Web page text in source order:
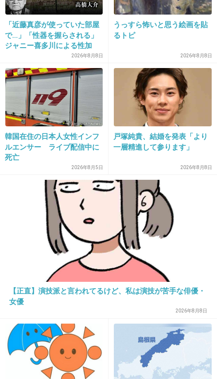
+178 -6
2013/10/16(水) 13:54:07
１枚目の中島の笑顔・・・精一杯さわやかにし
てるんだろうけど、やっぱり笑顔が不自然・・
29. 匿名 2013/10/16(水) 13:54:08
てっちゃん‼︎仕事選んで〜‼︎
+305
2013/10/16(水) 13:54:19
デブの洗脳師がビックダディや美奈子大好きな
んだろうねｗ
+126
＞テラスハウスに出演している俳優志望の“てっ
ちゃん”こと菅谷哲也
なぜ断らなかったｗ
「近藤真彦が使っていた部屋
で…」「性器を握らされる」
ジャニー喜多川による性加
害、語り始めた被害者たち
《徹底取材の裏側》
2026年8月8日
うっすら怖いと思う絵画を貼
るトピ
2026年8月8日
韓国在住の日本人女性インフ
ルエンサー ライブ配信中に
死亡
2026年8月5日
戸塚純貴、結婚を発表「より
一層精進して参ります」
2026年8月8日
【正直】演技派と言われてるけど、私は演技が苦手な俳優・
女優
2026年8月8日